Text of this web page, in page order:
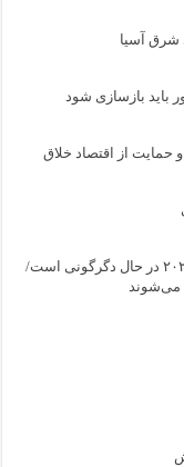
شرق آسیا
باید بازسازی شود
از اقتصاد خلاق
رسانه‌های تخصصی جهان: الگوی سفر در سال ۲۰۲۶ در حال دگرگونی است/
می‌شوند